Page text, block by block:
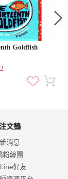
Goldfish
文鶴
消息
粉絲團
好友